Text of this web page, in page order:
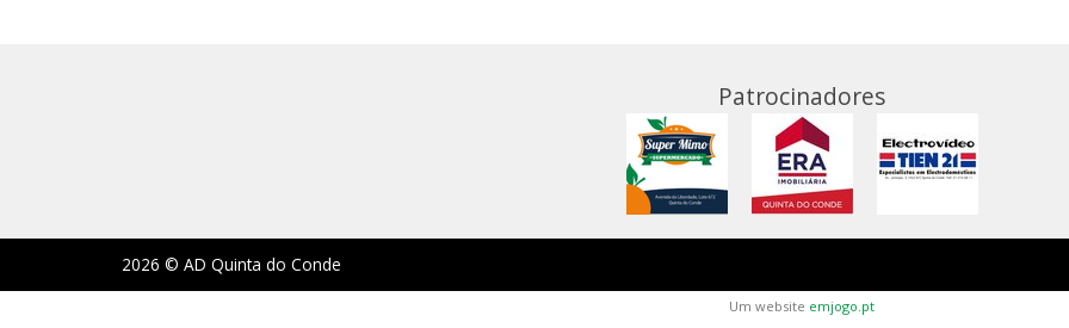
Patrocinadores
2026 © AD Quinta do Conde
Um website emjogo.pt